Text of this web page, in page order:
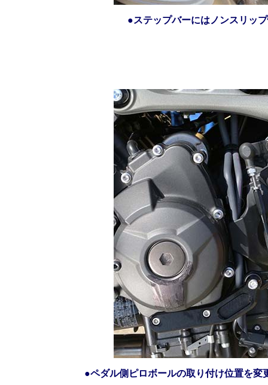
●ステップバーにはノンスリッ
●ペダル側ピロボールの取り付け位置を